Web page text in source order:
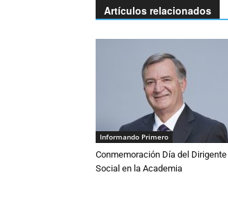
Artículos relacionados
Informando Primero
Conmemoración Día del Dirigente
Social en la Academia